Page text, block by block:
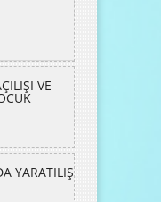
VE
YARATILIŞ